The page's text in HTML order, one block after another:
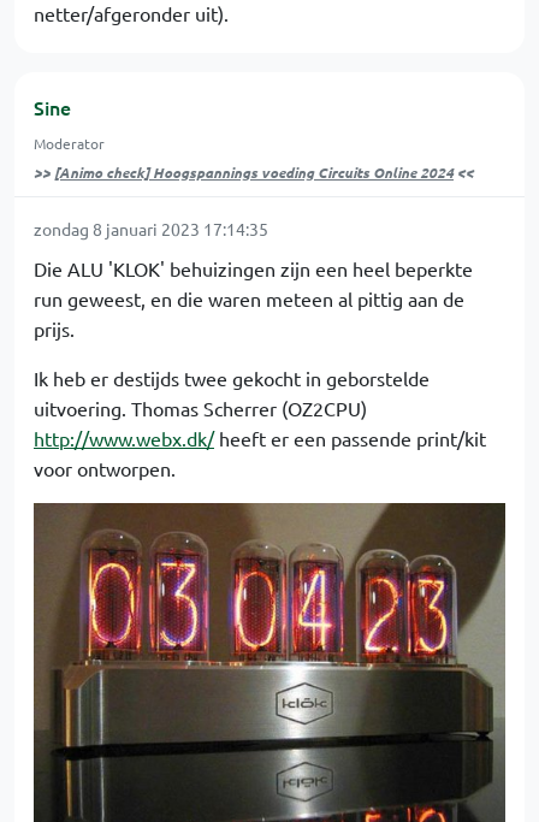
netter/afgeronder uit).
Sine
Moderator
>> [Animo check] Hoogspannings voeding Circuits Online 2024<<
zondag 8 januari 2023 17:14:35
Die ALU 'KLOK' behuizingen zijn een heel beperkte
run geweest, en die waren meteen al pittig aan de
prijs.
Ik heb er destijds twee gekocht in geborstelde
uitvoering. Thomas Scherrer (OZ2CPU)
http://www.webx.dk/heeft er een passende print/kit
voor ontworpen.